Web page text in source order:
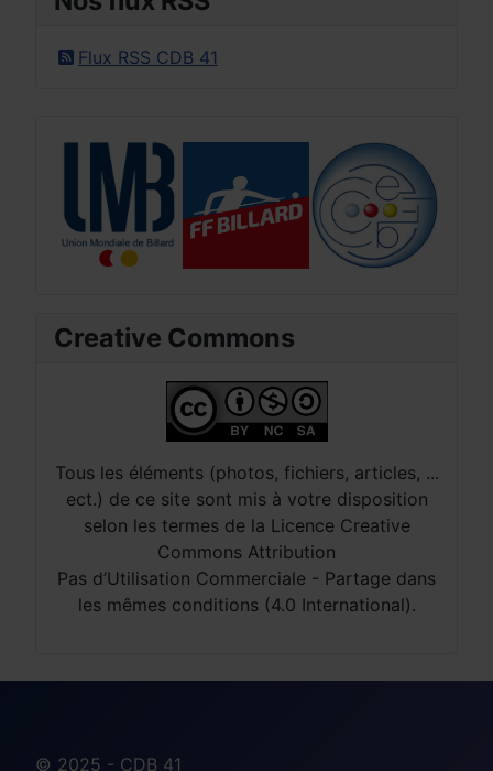
Flux RSS CDB 41
Creative Commons
Tous les éléments (photos, fichiers, articles, ...
ect.) de ce site sont mis à votre disposition
selon les termes de la Licence Creative
Commons Attribution
Pas d’Utilisation Commerciale - Partage dans
les mêmes conditions (4.0 International).
© 2025 - CDB 41